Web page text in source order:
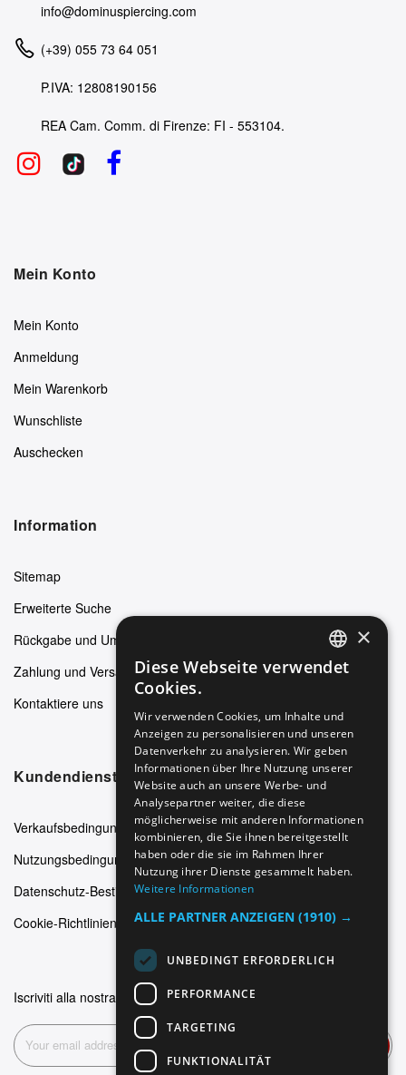
info@dominuspiercing.com
(+39) 055 73 64 051
P.IVA: 12808190156
REA Cam. Comm. di Firenze: FI - 553104.
Mein Konto
Mein Konto
Anmeldung
Mein Warenkorb
Wunschliste
Auschecken
Information
Sitemap
Erweiterte Suche
Rückgabe und Umtausch
Zahlung und Versand
Kontaktiere uns
Kundendienst
Verkaufsbedingungen
Nutzungsbedingungen
Datenschutz-Bestimmungen
Cookie-Richtlinien
Iscriviti alla nostra newsletter
ENGLISH
ITALIAN
SPANISH
×
Diese Webseite verwendet
Cookies.
Wir verwenden Cookies, um Inhalte und
Anzeigen zu personalisieren und unseren
Datenverkehr zu analysieren. Wir geben
Informationen über Ihre Nutzung unserer
Website auch an unsere Werbe- und
Analysepartner weiter, die diese
möglicherweise mit anderen Informationen
kombinieren, die Sie ihnen bereitgestellt
haben oder die sie im Rahmen Ihrer
Nutzung ihrer Dienste gesammelt haben.
Weitere Informationen
ALLE PARTNER ANZEIGEN (1910) →
UNBEDINGT ERFORDERLICH
PERFORMANCE
TARGETING
FUNKTIONALITÄT